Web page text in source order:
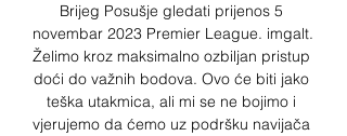
Brijeg Posušje gledati prijenos 5
novembar 2023 Premier League. imgalt.
Želimo kroz maksimalno ozbiljan pristup
doći do važnih bodova. Ovo će biti jako
teška utakmica, ali mi se ne bojimo i
vjerujemo da ćemo uz podršku navijača